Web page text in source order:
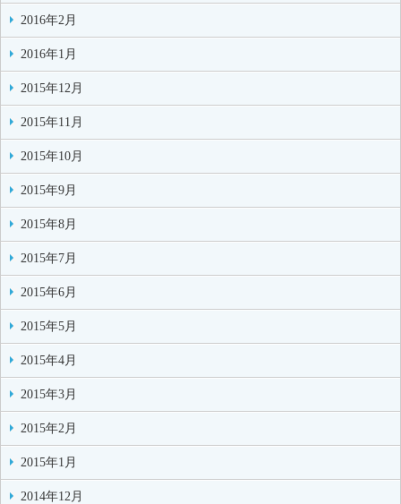
2016年2月
2016年1月
2015年12月
2015年11月
2015年10月
2015年9月
2015年8月
2015年7月
2015年6月
2015年5月
2015年4月
2015年3月
2015年2月
2015年1月
2014年12月